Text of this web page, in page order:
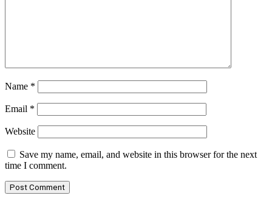
Name *
Email *
Website
Save my name, email, and website in this browser for the next
time I comment.